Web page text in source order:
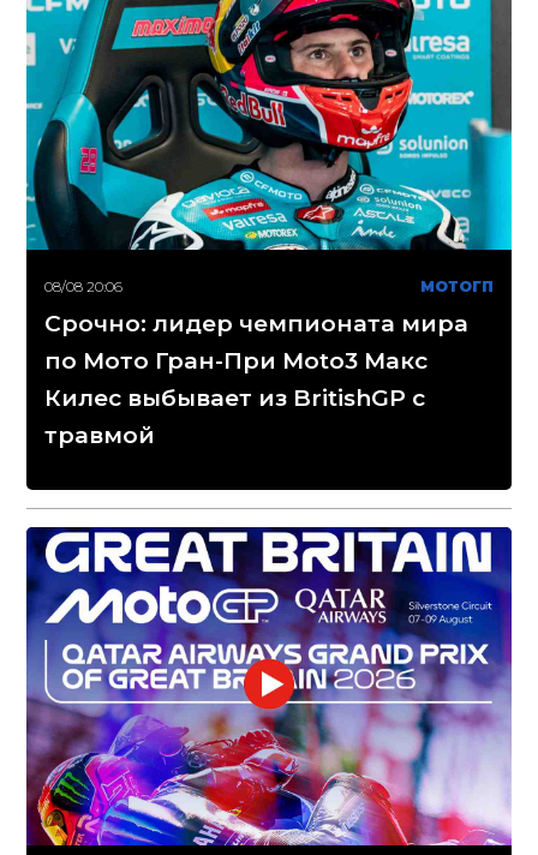
08/08 20:06 МОТОГП
Срочно: лидер чемпионата мира
по Мото Гран-При Moto3 Макс
Килес выбывает из BritishGP с
травмой